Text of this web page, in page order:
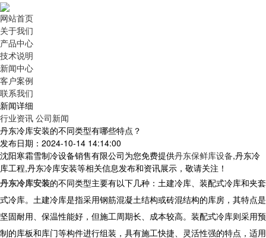
网站首页
关于我们
产品中心
技术说明
新闻中心
客户案例
联系我们
新闻详细
行业资讯 公司新闻
丹东冷库安装的不同类型有哪些特点？
发布日期：2024-10-14 14:14:00
沈阳寒霜雪制冷设备销售有限公司为您免费提供丹东保鲜库设备,丹东冷
库工程,丹东冷库安装等相关信息发布和资讯展示，敬请关注！
丹东冷库安装的不同类型主要有以下几种：土建冷库、装配式冷库和夹套
式冷库。土建冷库是指采用钢筋混凝土结构或砖混结构的库房，其特点是
坚固耐用、保温性能好，但施工周期长、成本较高。装配式冷库则采用预
制的库板和库门等构件进行组装，具有施工快捷、灵活性强的特点，适用